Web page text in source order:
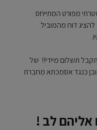
מפורט המתייחס
דוח מהמוביל
תשלום מיידי!! של
– כמובן כנגד אסמכתא מחברת
אליהם לב !